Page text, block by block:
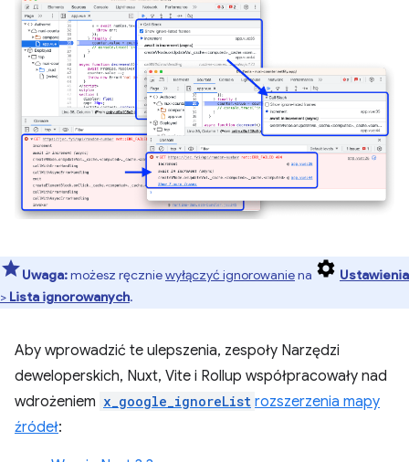
Uwaga:możesz ręczniewyłączyć ignorowaniena
Ustawienia
> Lista ignorowanych.
Aby wprowadzić te ulepszenia, zespoły Narzędzi
deweloperskich, Nuxt, Vite i Rollup współpracowały nad
wdrożeniem x_google_ignoreList rozszerzenia mapy
źródeł: